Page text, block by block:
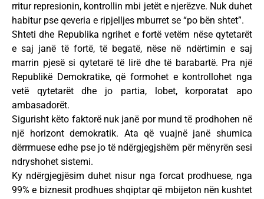
rritur represionin, kontrollin mbi jetët e njerëzve. Nuk duhet
habitur pse qeveria e ripjelljes mburret se “po bën shtet”.
Shteti dhe Republika ngrihet e fortë vetëm nëse qytetarët
e saj janë të fortë, të begatë, nëse në ndërtimin e saj
marrin pjesë si qytetarë të lirë dhe të barabartë. Pra një
Republikë Demokratike, që formohet e kontrollohet nga
vetë qytetarët dhe jo partia, lobet, korporatat apo
ambasadorët.
Sigurisht këto faktorë nuk janë por mund të prodhohen në
një horizont demokratik. Ata që vuajnë janë shumica
dërrmuese edhe pse jo të ndërgjegjshëm për mënyrën sesi
ndryshohet sistemi.
Ky ndërgjegjësim duhet nisur nga forcat prodhuese, nga
99% e biznesit prodhues shqiptar që mbijeton nën kushtet